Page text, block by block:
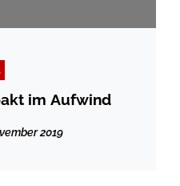
im Aufwind
2019